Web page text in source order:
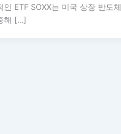
인 ETF SOXX는 미국 상장 반도체
해 […]